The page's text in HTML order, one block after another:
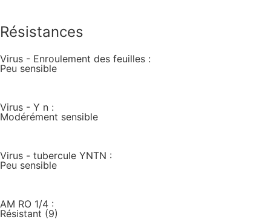
Résistances
Virus - Enroulement des feuilles :
Peu sensible
Virus - Y n :
Modérément sensible
Virus - tubercule YNTN :
Peu sensible
AM RO 1/4 :
Résistant (9)